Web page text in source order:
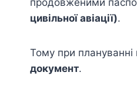
цивільної авіації).
Тому при
документ.